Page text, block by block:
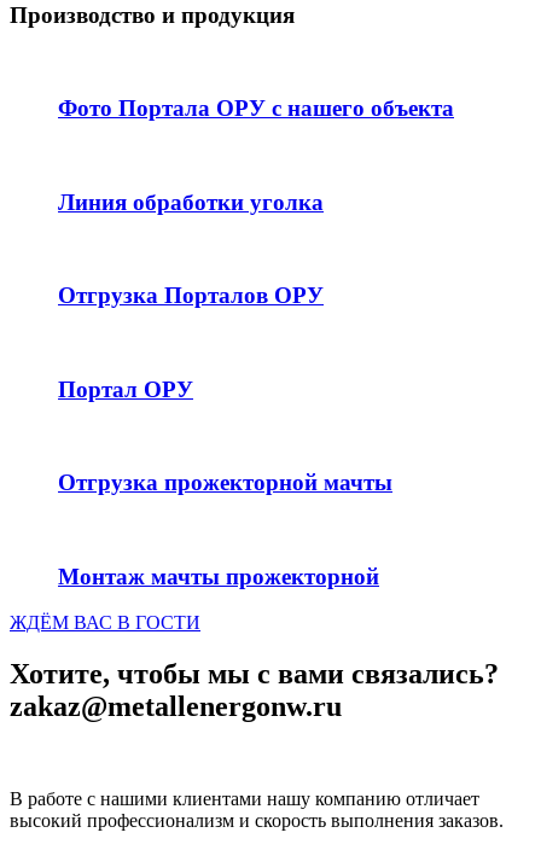
Производство и продукция
Фото Портала ОРУ с нашего объекта
Линия обработки уголка
Отгрузка Порталов ОРУ
Портал ОРУ
Отгрузка прожекторной мачты
Монтаж мачты прожекторной
ЖДЁМ ВАС В ГОСТИ
Хотите, чтобы мы с вами связались?
zakaz@metallenergonw.ru
В работе с нашими клиентами нашу компанию отличает
высокий профессионализм и скорость выполнения заказов.